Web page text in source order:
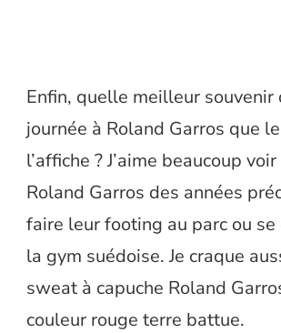
Enfin, quelle meilleur souvenir
journée à Roland Garros que
l’affiche ? J’aime beaucoup
Roland Garros des années
faire leur footing au parc ou se
la gym suédoise. Je craque
sweat à capuche Roland
couleur rouge terre battue.